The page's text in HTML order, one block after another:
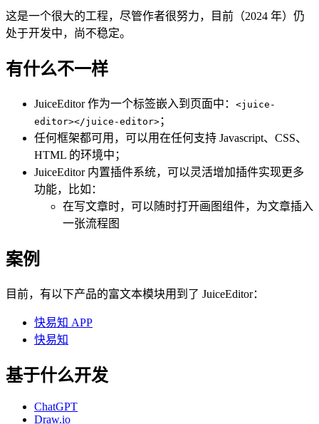
这是一个很大的工程，尽管作者很努力，目前（2024 年）仍
处于开发中，尚不稳定。
有什么不一样
JuiceEditor 作为一个标签嵌入到页面中： <juice-
editor></juice-editor> ；
任何框架都可用，可以用在任何支持 Javascript、CSS、
HTML 的环境中；
JuiceEditor 内置插件系统，可以灵活增加插件实现更多
功能，比如：
在写文章时，可以随时打开画图组件，为文章插入
一张流程图
案例
目前，有以下产品的富文本模块用到了 JuiceEditor：
快易知 APP
快易知
基于什么开发
ChatGPT
Draw.io